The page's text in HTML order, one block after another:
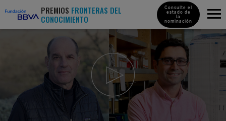
PREMIOS FRONTERAS DEL
CONOCIMIENTO
Consulte el
estado de
la
nominación